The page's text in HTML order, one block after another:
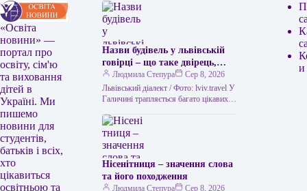
«Освіта
новини» —
портал про
освіту, сім'ю
та виховання
дітей в
Україні. Ми
пишемо
новини для
студентів,
батьків і всіх,
хто
цікавиться
освітньою та
Назви будівель у львівській
говірці – що таке двірець,
креденс, кнайпа
Людмила Степура
Сер 8, 2026
Львівський діалект / Фото: lviv.travel У
Галичині трапляється багато цікавих
навіть досвідченого мандрівника. Тож
не дивно,…
Нісенітниця – значення слова
та його походження
Людмила Степура
Сер 8, 2026
и